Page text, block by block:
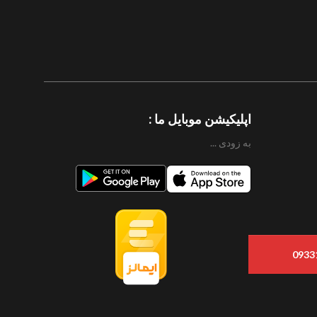
اپلیکیشن موبایل ما :
به زودی ...